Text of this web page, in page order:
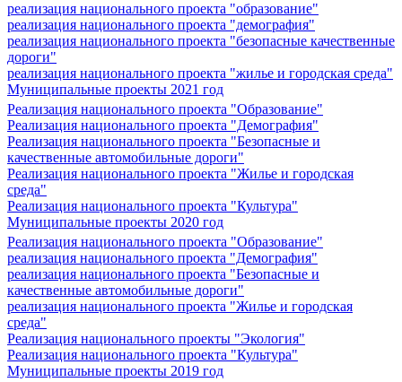
реализация национального проекта "образование"
реализация национального проекта "демография"
реализация национального проекта "безопасные качественные
дороги"
реализация национального проекта "жилье и городская среда"
Муниципальные проекты 2021 год
Реализация национального проекта "Образование"
Реализация национального проекта "Демография"
Реализация национального проекта "Безопасные и
качественные автомобильные дороги"
Реализация национального проекта "Жилье и городская
среда"
Реализация национального проекта "Культура"
Муниципальные проекты 2020 год
Реализация национального проекта "Образование"
реализация национального проекта "Демография"
реализация национального проекта "Безопасные и
качественные автомобильные дороги"
реализация национального проекта "Жилье и городская
среда"
Реализация национального проекты "Экология"
Реализация национального проекта "Культура"
Муниципальные проекты 2019 год